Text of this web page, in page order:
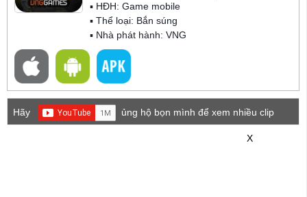
▪ HĐH: Game mobile
▪ Thể loại: Bắn súng
▪ Nhà phát hành: VNG
Hãy
ủng hộ bọn mình để xem nhiều clip
X